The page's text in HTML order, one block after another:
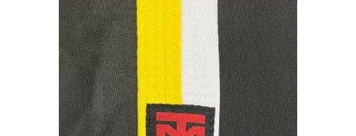
6,00 €
hasta
7,00 €